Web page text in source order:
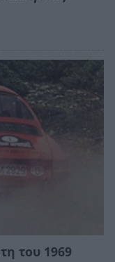
του 1969